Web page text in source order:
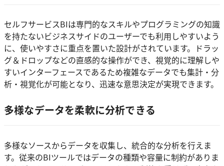
セルフサービスBIは専門的なスキルやプログラミングの知識
を持たないビジネスサイドのユーザーでも利用しやすいよう
に、使いやすさに重点を置いた設計がされています。ドラッ
グ＆ドロップなどの直感的な操作ができ、視覚的に理解しや
すいインターフェースであるため複雑なデータでも集計・分
析・視覚化が可能となり、迅速な意思決定が実現できます。
多様なデータを柔軟に分析できる
多様なソースからデータを収集し、統合的な分析を行えま
す。従来のBIツールではデータの種類や容量に制約がありま